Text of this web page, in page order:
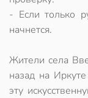
- Если только
начнется.
Жители села
назад на
эту